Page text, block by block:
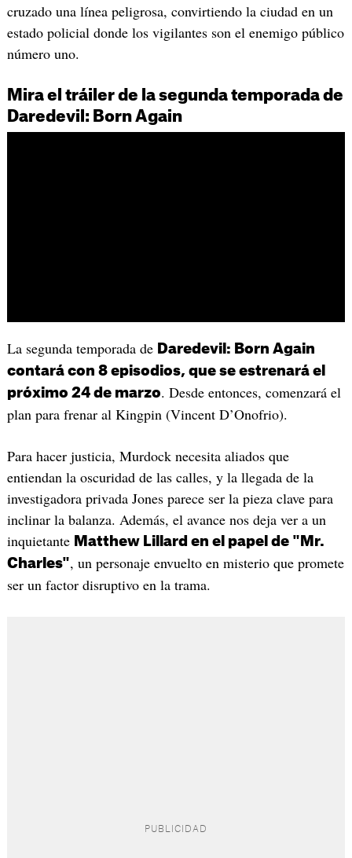
cruzado una línea peligrosa, convirtiendo la ciudad en un
estado policial donde los vigilantes son el enemigo público
número uno.
Mira el tráiler de la segunda temporada de
Daredevil: Born Again
La segunda temporada de Daredevil: Born Again
contará con 8 episodios, que se estrenará el
próximo 24 de marzo. Desde entonces, comenzará el
plan para frenar al Kingpin (Vincent D’Onofrio).
Para hacer justicia, Murdock necesita aliados que
entiendan la oscuridad de las calles, y la llegada de la
investigadora privada Jones parece ser la pieza clave para
inclinar la balanza. Además, el avance nos deja ver a un
inquietante Matthew Lillard en el papel de "Mr.
Charles", un personaje envuelto en misterio que promete
ser un factor disruptivo en la trama.